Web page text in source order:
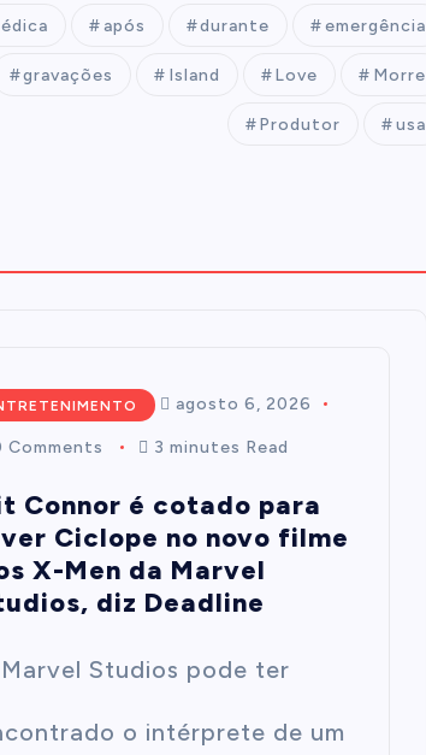
após durante emergência
gravações Island Love Morre
Produtor usa
de Oliveira agosto 6, 2026
Comments 3 minutes Read
Connor é cotado para
Ciclope no novo filme
X-Men da Marvel
diz Deadline
Studios pode ter
o intérprete de um